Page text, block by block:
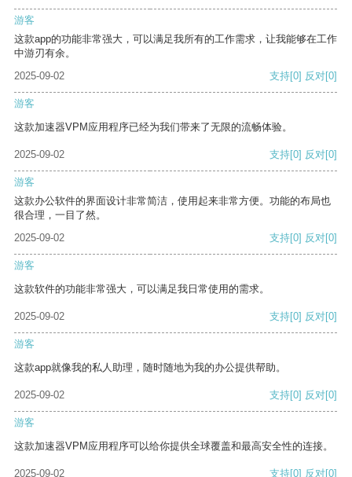
游客
这款app的功能非常强大，可以满足我所有的工作需求，让我能够在工作
中游刃有余。
2025-09-02
支持[0] 反对[0]
游客
这款加速器VPM应用程序已经为我们带来了无限的流畅体验。
2025-09-02 支持[0] 反对[0]
游客
这款办公软件的界面设计非常简洁，使用起来非常方便。功能的布局也
很合理，一目了然。
2025-09-02
支持[0] 反对[0]
游客
这款软件的功能非常强大，可以满足我日常使用的需求。
2025-09-02 支持[0] 反对[0]
游客
这款app就像我的私人助理，随时随地为我的办公提供帮助。
2025-09-02 支持[0] 反对[0]
游客
这款加速器VPM应用程序可以给你提供全球覆盖和最高安全性的连接。
2025-09-02 支持[0] 反对[0]